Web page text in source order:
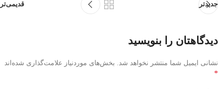
جدیدتر قدیمی‌تر
دیدگاهتان را بنویسید
نشانی ایمیل شما منتشر نخواهد شد. بخش‌های موردنیاز علامت‌گذاری شده‌اند
*